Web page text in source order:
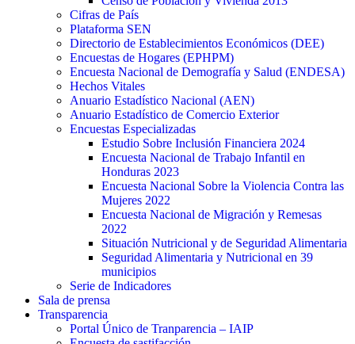
Cifras de País
Plataforma SEN
Directorio de Establecimientos Económicos (DEE)
Encuestas de Hogares (EPHPM)
Encuesta Nacional de Demografía y Salud (ENDESA)
Hechos Vitales
Anuario Estadístico Nacional (AEN)
Anuario Estadístico de Comercio Exterior
Encuestas Especializadas
Estudio Sobre Inclusión Financiera 2024
Encuesta Nacional de Trabajo Infantil en
Honduras 2023
Encuesta Nacional Sobre la Violencia Contra las
Mujeres 2022
Encuesta Nacional de Migración y Remesas
2022
Situación Nutricional y de Seguridad Alimentaria
Seguridad Alimentaria y Nutricional en 39
municipios
Serie de Indicadores
Sala de prensa
Transparencia
Portal Único de Tranparencia – IAIP